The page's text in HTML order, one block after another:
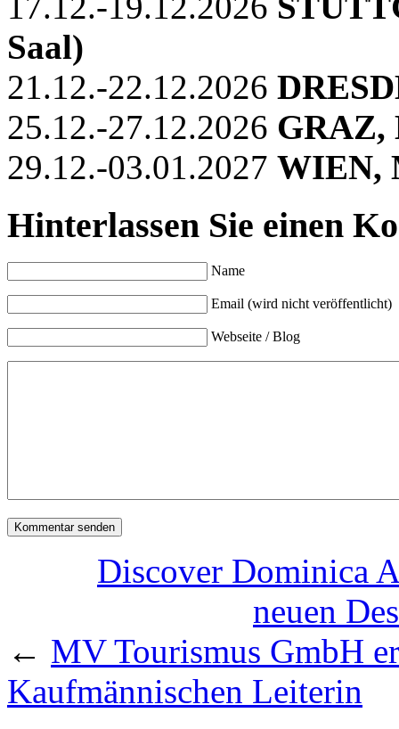
Saal)
21.12.-22.12.2026
25.12.-27.12.2026 GRAZ,
29.12.-03.01.2027 WIEN,
Hinterlassen Sie einen
Name
Email (wird nicht veröffentlicht)
Webseite / Blog
Discover Dominica
neuen
← MV Tourismus GmbH
Kaufmännischen Leiterin